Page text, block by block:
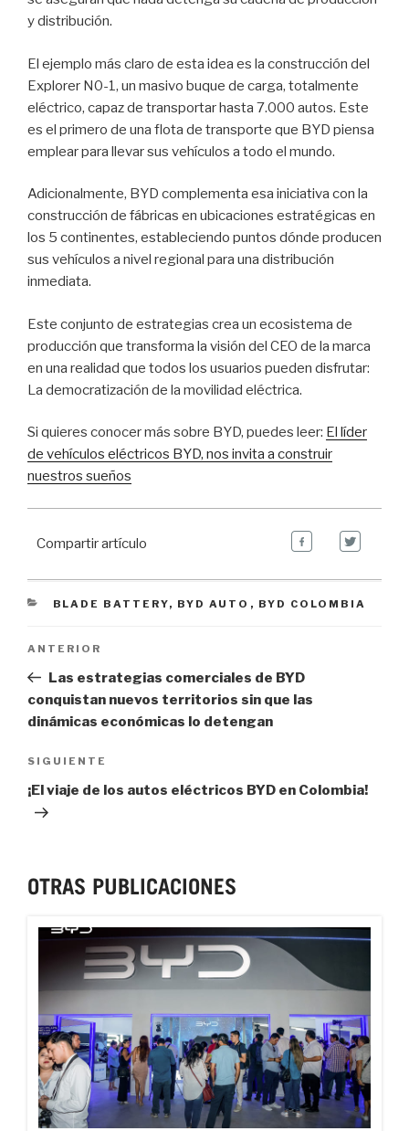
y distribución.
El ejemplo más claro de esta idea es la construcción del
Explorer N0-1, un masivo buque de carga, totalmente
eléctrico, capaz de transportar hasta 7.000 autos. Este
es el primero de una flota de transporte que BYD piensa
emplear para llevar sus vehículos a todo el mundo.
Adicionalmente, BYD complementa esa iniciativa con la
construcción de fábricas en ubicaciones estratégicas en
los 5 continentes, estableciendo puntos dónde producen
sus vehículos a nivel regional para una distribución
inmediata.
Este conjunto de estrategias crea un ecosistema de
producción que transforma la visión del CEO de la marca
en una realidad que todos los usuarios pueden disfrutar:
La democratización de la movilidad eléctrica.
Si quieres conocer más sobre BYD, puedes leer: El líder
de vehículos eléctricos BYD, nos invita a construir
nuestros sueños
Compartir artículo
CATEGORIES
BLADE BATTERY, BYD AUTO , BYD COLOMBIA
Navegación de entradas
Previous
Post
ANTERIOR
Las estrategias comerciales de BYD
conquistan nuevos territorios sin que las
dinámicas económicas lo detengan
Next
Post
SIGUIENTE
¡El viaje de los autos eléctricos BYD en Colombia!
OTRAS PUBLICACIONES